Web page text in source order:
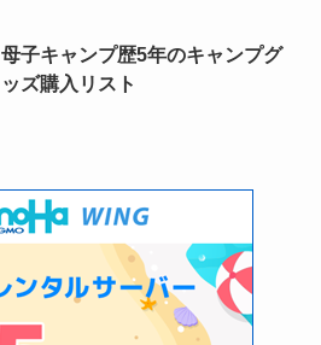
母子キャンプ歴5年のキャンプグ
ッズ購入リスト